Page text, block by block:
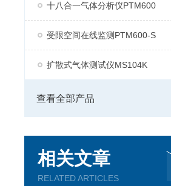
十八合一气体分析仪PTM600
受限空间在线监测PTM600-S
扩散式气体测试仪MS104K
查看全部产品
相关文章
RELATED ARTICLES